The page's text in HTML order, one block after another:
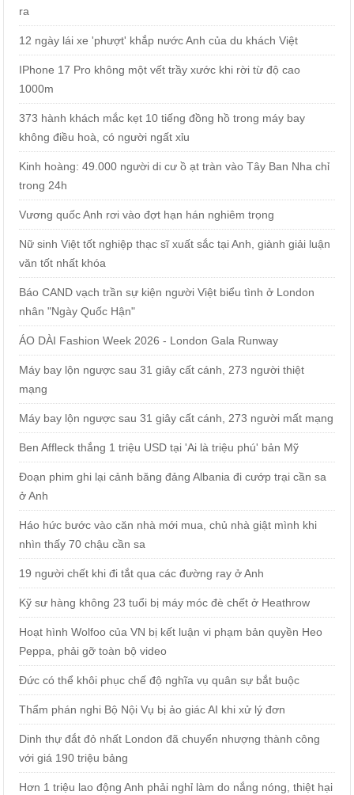
ra
12 ngày lái xe 'phượt' khắp nước Anh của du khách Việt
IPhone 17 Pro không một vết trầy xước khi rời từ độ cao
1000m
373 hành khách mắc kẹt 10 tiếng đồng hồ trong máy bay
không điều hoà, có người ngất xỉu
Kinh hoàng: 49.000 người di cư ồ ạt tràn vào Tây Ban Nha chỉ
trong 24h
Vương quốc Anh rơi vào đợt hạn hán nghiêm trọng
Nữ sinh Việt tốt nghiệp thạc sĩ xuất sắc tại Anh, giành giải luận
văn tốt nhất khóa
Báo CAND vạch trần sự kiện người Việt biểu tình ở London
nhân "Ngày Quốc Hận"
ÁO DÀI Fashion Week 2026 - London Gala Runway
Máy bay lộn ngược sau 31 giây cất cánh, 273 người thiệt
mạng
Máy bay lộn ngược sau 31 giây cất cánh, 273 người mất mạng
Ben Affleck thắng 1 triệu USD tại 'Ai là triệu phú' bản Mỹ
Đoạn phim ghi lại cảnh băng đảng Albania đi cướp trại cần sa
ở Anh
Háo hức bước vào căn nhà mới mua, chủ nhà giật mình khi
nhìn thấy 70 chậu cần sa
19 người chết khi đi tắt qua các đường ray ở Anh
Kỹ sư hàng không 23 tuổi bị máy móc đè chết ở Heathrow
Hoạt hình Wolfoo của VN bị kết luận vi phạm bản quyền Heo
Peppa, phải gỡ toàn bộ video
Đức có thể khôi phục chế độ nghĩa vụ quân sự bắt buộc
Thẩm phán nghi Bộ Nội Vụ bị ảo giác AI khi xử lý đơn
Dinh thự đắt đỏ nhất London đã chuyển nhượng thành công
với giá 190 triệu bảng
Hơn 1 triệu lao động Anh phải nghỉ làm do nắng nóng, thiệt hại